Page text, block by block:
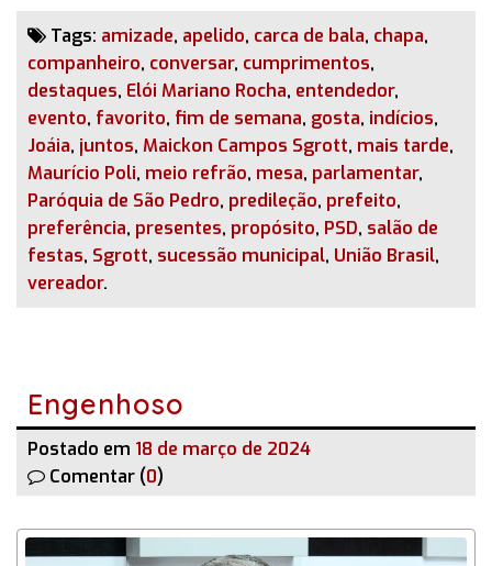
Tags: amizade, apelido, carca de bala, chapa,
companheiro, conversar, cumprimentos,
destaques, Elói Mariano Rocha, entendedor,
evento, favorito, fim de semana, gosta, indícios,
Joáia, juntos, Maickon Campos Sgrott, mais tarde,
Maurício Poli, meio refrão, mesa, parlamentar,
Paróquia de São Pedro, predileção, prefeito,
preferência, presentes, propósito, PSD, salão de
festas, Sgrott, sucessão municipal, União Brasil,
vereador.
Engenhoso
Postado em 18 de março de 2024
Comentar (0)